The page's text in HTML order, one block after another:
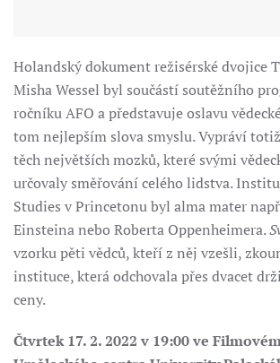
Holandský dokument režisérské dvojice
Misha Wessel byl součástí soutěžního
ročníku AFO a představuje oslavu
tom nejlepším slova smyslu. Vypráví
těch největších mozků, které svými
určovaly směřování celého lidstva.
Studies v Princetonu byl alma mater
Einsteina nebo Roberta Oppenheimera.
vzorku pěti vědců, kteří z něj vzešli,
instituce, která odchovala přes dvacet
ceny.
Čtvrtek 17. 2. 2022 v 19:00 ve